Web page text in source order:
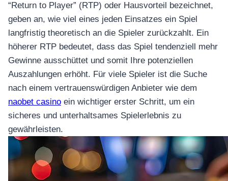
“Return to Player” (RTP) oder Hausvorteil bezeichnet,
geben an, wie viel eines jeden Einsatzes ein Spiel
langfristig theoretisch an die Spieler zurückzahlt. Ein
höherer RTP bedeutet, dass das Spiel tendenziell mehr
Gewinne ausschüttet und somit Ihre potenziellen
Auszahlungen erhöht. Für viele Spieler ist die Suche
nach einem vertrauenswürdigen Anbieter wie dem
naobet casino ein wichtiger erster Schritt, um ein
sicheres und unterhaltsames Spielerlebnis zu
gewährleisten.